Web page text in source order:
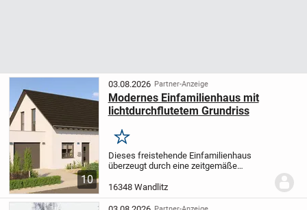
10
03.08.2026 Partner-Anzeige
Modernes Einfamilienhaus mit
lichtdurchflutetem Grundriss
Merken
Dieses freistehende Einfamilienhaus
überzeugt durch eine zeitgemäße
durchdachten Grundriss. Die großzügigen
und hellen Wohnbereiche laden dazu ein,
Ihre individuell...
16348 Wandlitz